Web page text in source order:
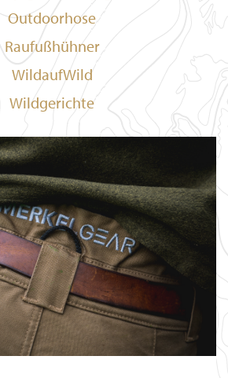
Outdoorhose
Raufußhühner
WildaufWild
Wildgerichte